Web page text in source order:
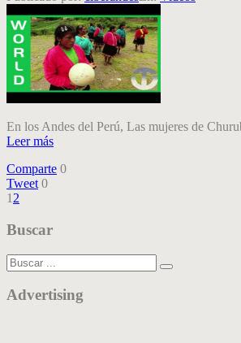
En los Andes del Perú, Las mujeres de
Leer más
Comparte 0
Tweet 0
1 2
Buscar
Advertising